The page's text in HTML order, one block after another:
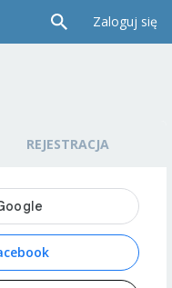
Zaloguj się
REJESTRACJA